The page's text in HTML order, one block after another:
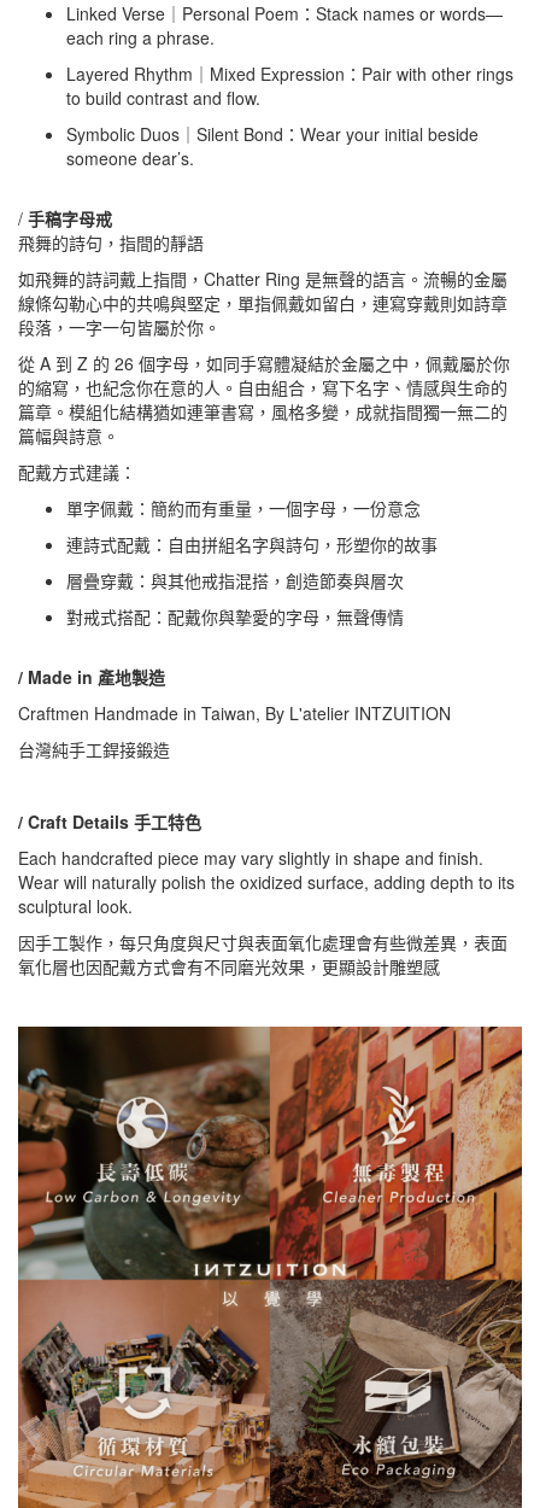
Linked Verse｜Personal Poem：Stack names or words—
each ring a phrase.
Layered Rhythm｜Mixed Expression：Pair with other rings
to build contrast and flow.
Symbolic Duos｜Silent Bond：Wear your initial beside
someone dear’s.
/ 手稿字母戒
飛舞的詩句，指間的靜語
如飛舞的詩詞戴上指間，Chatter Ring 是無聲的語言。流暢的金屬
線條勾勒心中的共鳴與堅定，單指佩戴如留白，連寫穿戴則如詩章
段落，一字一句皆屬於你。
從 A 到 Z 的 26 個字母，如同手寫體凝結於金屬之中，佩戴屬於你
的縮寫，也紀念你在意的人。自由組合，寫下名字、情感與生命的
篇章。模組化結構猶如連筆書寫，風格多變，成就指間獨一無二的
篇幅與詩意。
配戴方式建議：
單字佩戴：簡約而有重量，一個字母，一份意念
連詩式配戴：自由拼組名字與詩句，形塑你的故事
層疊穿戴：與其他戒指混搭，創造節奏與層次
對戒式搭配：配戴你與摯愛的字母，無聲傳情
/ Made in 產地製造
Craftmen Handmade in Taiwan, By L'atelier INTZUITION
台灣純手工銲接鍛造
/ Craft Details 手工特色
Each handcrafted piece may vary slightly in shape and finish.
Wear will naturally polish the oxidized surface, adding depth to its
sculptural look.
因手工製作，每只角度與尺寸與表面氧化處理會有些微差異，表面
氧化層也因配戴方式會有不同磨光效果，更顯設計雕塑感